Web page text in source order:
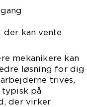
kan vente
mekanikere kan
løsning for dig
trives,
på
der virker